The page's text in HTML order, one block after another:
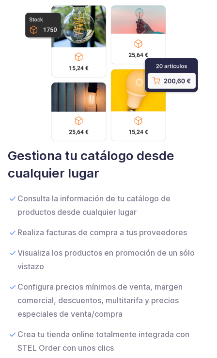
Gestiona tu catálogo desde
cualquier lugar
Consulta la información de tu catálogo de
productos desde cualquier lugar
Realiza facturas de compra a tus proveedores
Visualiza los productos en promoción de un sólo
vistazo
Configura precios mínimos de venta, margen
comercial, descuentos, multitarifa y precios
especiales de venta/compra
Crea tu tienda online totalmente integrada con
STEL Order con unos clics